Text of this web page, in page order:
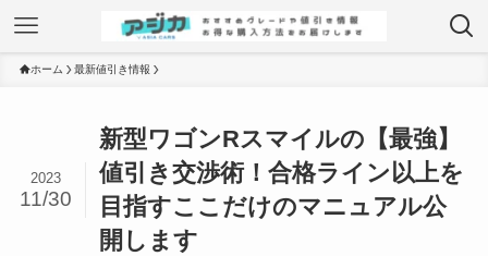
ホーム 最新値引き情報
新型ワゴンRスマイルの【最強】
値引き交渉術！合格ライン以上を
目指すここだけのマニュアル公
開します
2023
11/30